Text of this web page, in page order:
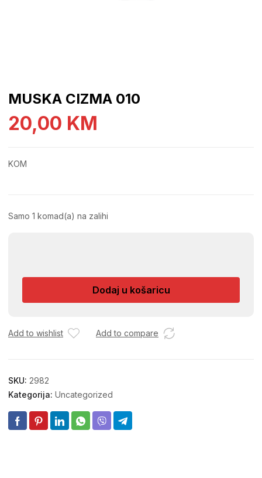
MUSKA CIZMA 010
20,00 KM
KOM
Samo 1 komad(a) na zalihi
010
Dodaj u košaricu
Add to wishlist Add to compare
SKU: 2982
Kategorija: Uncategorized